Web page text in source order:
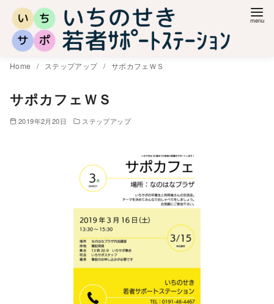
Home ステップアップ サポカフェＷＳ
サポカフェＷＳ
2019年2月20日 ステップアップ